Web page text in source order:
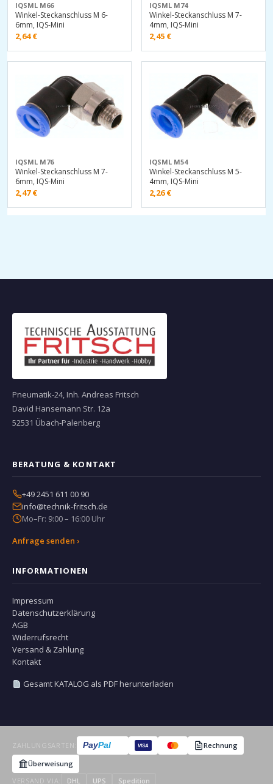
IQSML M66
Winkel-Steckanschluss M 6-
6mm, IQS-Mini
2,64€
IQSML M74
Winkel-Steckanschluss M 7-
4mm, IQS-Mini
2,45 €
IQSML M76
Winkel-Steckanschluss M 7-
6mm, IQS-Mini
2,47€
IQSML M54
Winkel-Steckanschluss M 5-
4mm, IQS-Mini
2,26€
Pneumatik-24, Inh. Andreas Fritsch
David Hansemann Str. 12a
52531 Übach-Palenberg
BERATUNG & KONTAKT
+49 2451 611 00 90
info@technik-fritsch.de
Mo–Fr: 9:00 – 16:00 Uhr
Anfrage senden ›
INFORMATIONEN
Impressum
Datenschutzerklärung
AGB
Widerrufsrecht
Versand & Zahlung
Kontakt
Gesamt KATALOG als PDF herunterladen
ZAHLUNGSARTEN: PayPal VISA
Rechnung
Überweisung
VERSAND VIA:
DHL UPS Spedition